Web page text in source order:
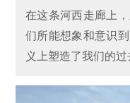
在这条河西走廊上
们所能想象和意识
义上塑造了我们的